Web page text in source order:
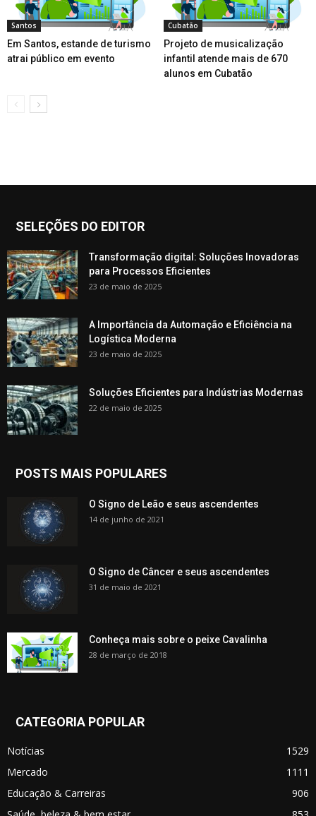
Santos
Em Santos, estande de turismo
atrai público em evento
Cubatão
Projeto de musicalização
infantil atende mais de 670
alunos em Cubatão
SELEÇÕES DO EDITOR
Transformação digital: Soluções Inovadoras
para Processos Eficientes
23 de maio de 2025
A Importância da Automação e Eficiência na
Logística Moderna
23 de maio de 2025
Soluções Eficientes para Indústrias Modernas
22 de maio de 2025
POSTS MAIS POPULARES
O Signo de Leão e seus ascendentes
14 de junho de 2021
O Signo de Câncer e seus ascendentes
31 de maio de 2021
Conheça mais sobre o peixe Cavalinha
28 de março de 2018
CATEGORIA POPULAR
Notícias
1529
Mercado
1111
Educação & Carreiras
906